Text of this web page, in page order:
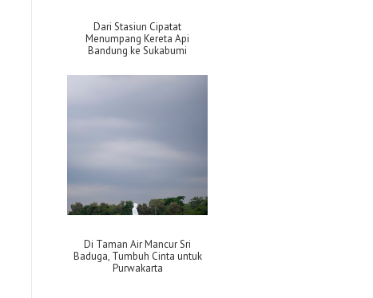
Dari Stasiun Cipatat
Menumpang Kereta Api
Bandung ke Sukabumi
Di Taman Air Mancur Sri
Baduga, Tumbuh Cinta untuk
Purwakarta